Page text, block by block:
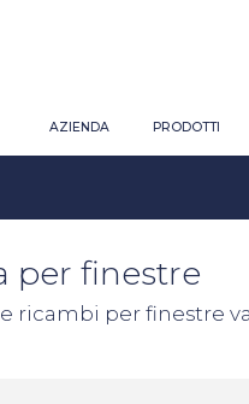
AZIENDA PRODOTTI
per finestre
ricambi per finestre